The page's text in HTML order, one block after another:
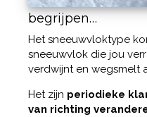
begrijpen…
Het sneeuwvloktype
sneeuwvlok die jou
verdwijnt en wegsmelt
Het zijn periodieke
van richting